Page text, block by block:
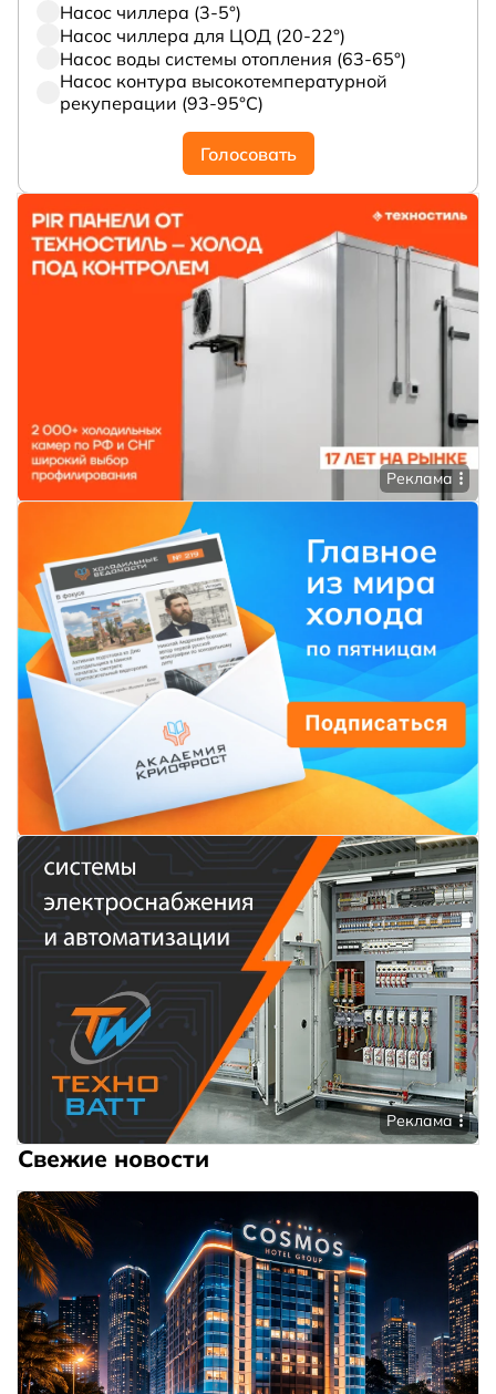
Насос чиллера (3-5°)
Насос чиллера для ЦОД (20-22°)
Насос воды системы отопления (63-65°)
Насос контура высокотемпературной
рекуперации (93-95°С)
Голосовать
Реклама
Реклама
Свежие новости